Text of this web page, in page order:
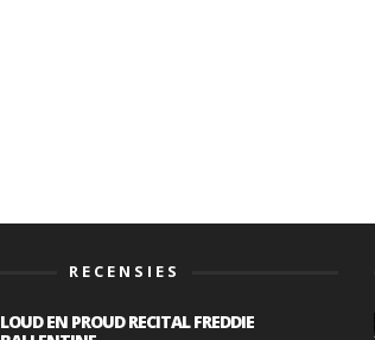
RECENSIES
LOUD EN PROUD RECITAL FREDDIE